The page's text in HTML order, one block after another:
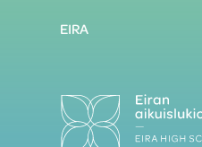
EIRA